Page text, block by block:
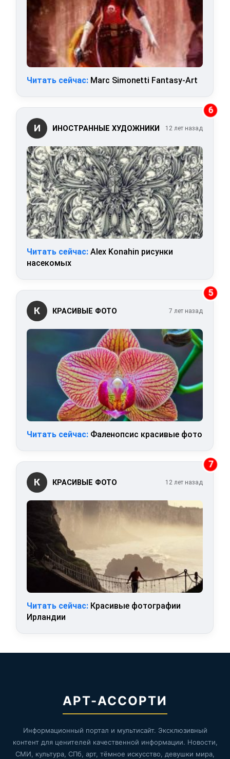
Читать сейчас: Marc Simonetti Fantasy-Art
6
И ИНОСТРАННЫЕ ХУДОЖНИКИ 12 лет назад
Читать сейчас: Alex Konahin рисунки
насекомых
5
К КРАСИВЫЕ ФОТО 7 лет назад
Читать сейчас: Фаленопсис красивые фото
7
К КРАСИВЫЕ ФОТО 12 лет назад
Читать сейчас: Красивые фотографии
Ирландии
АРТ-АССОРТИ
Информационный портал и мультисайт. Эксклюзивный
контент для ценителей качественной информации. Новости,
СМИ, культура, СПб, арт, тёмное искусство, девушки мира,